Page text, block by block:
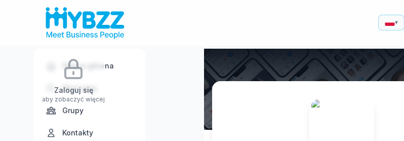
▾
Zaloguj się
aby zobaczyć więcej
Strona główna
Wyszukaj
Grupy
Kontakty